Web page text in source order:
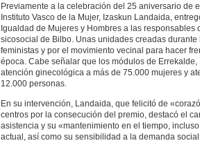
Previamente a la celebración del 25 aniversario de
Instituto Vasco de la Mujer, Izaskun Landaida,
Igualdad de Mujeres y Hombres a las responsables
sicosocial de Bilbo. Unas unidades creadas
feministas y por el movimiento vecinal para hacer
época. Cabe señalar que los módulos de
atención ginecológica a más de 75.000 mujeres y
12.000 personas.
En su intervención, Landaida, que felicitó de
centros por la consecución del premio, destacó el
asistencia y su «mantenimiento en el tiempo,
actual, así como su sensibilidad a la demanda